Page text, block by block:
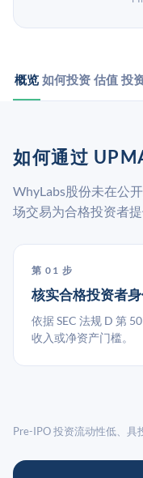
概览 如何投资 估值 投
如何通过
WhyLabs股份未在公
场交易为合格投资者提
第 01 步
核实合格投资者
依据 SEC 法规 D 第
收入或净资产门槛。
Pre-IPO 投资流动性低、具